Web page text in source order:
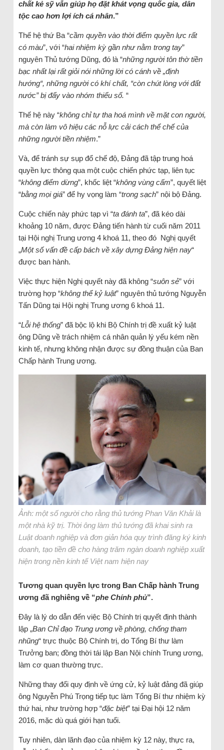
chất kẻ sỹ vẫn giúp họ đặt khát vọng quốc gia, dân
tộc cao hơn lợi ích cá nhân.”
Thế hệ thứ Ba “cầm quyền vào thời điểm quyền lực rất
có màu”, với “hai nhiệm kỳ gần như nằm trong tay”
nguyên Thủ tướng Dũng, đó là “những người tôn thờ tiền
bạc nhất lại rất giỏi nói những lời có cánh về „định
hướng“, những người có khí chất, “còn chút lòng với đất
nước” bị đẩy vào nhóm thiểu số. “
Thế hệ này “không chỉ tự tha hoá mình về mặt con người,
mà còn làm vô hiệu các nỗ lực cải cách thể chế của
những người tiền nhiệm.”
Và, để tránh sự sụp đổ chế độ, Đảng đã tập trung hoá
quyền lực thông qua một cuộc chiến phức tạp, liên tục
“không điểm dừng”, khốc liệt “không vùng cấm”, quyết liệt
“bằng mọi giá” để hy vọng làm “trong sạch” nội bộ Đảng.
Cuộc chiến này phức tạp vì “ta đánh ta”, đã kéo dài
khoảng 10 năm, được Đảng tiến hành từ cuối năm 2011
tại Hội nghị Trung ương 4 khoá 11, theo đó Nghị quyết
„Một số vấn đề cấp bách về xây dựng Đảng hiện nay“
được ban hành.
Việc thực hiện Nghị quyết này đã không “suôn sẻ” với
trường hợp “không thể kỷ luật” nguyên thủ tướng Nguyễn
Tấn Dũng tại Hội nghị Trung ương 6 khoá 11.
“Lỗi hệ thống” đã bộc lộ khi Bộ Chính trị đề xuất kỷ luật
ông Dũng về trách nhiệm cá nhân quản lý yếu kém nền
kinh tế, nhưng không nhận được sự đồng thuận của Ban
Chấp hành Trung ương.
Ảnh: một số người cho rằng thủ tướng Phan Văn Khải là
một nhà kỹ trị. Thời ông làm thủ tướng đã khai sinh ra
Luật doanh nghiệp và đơn giản hóa quy trình đăng ký kinh
doanh, tạo tiền đề cho hàng trăm ngàn doanh nghiệp xuất
hiện trong nền kinh tế Việt nam hiện nay
Tương quan quyền lực trong Ban Chấp hành Trung
ương đã nghiêng về “phe Chính phủ”.
Đây là lý do dẫn đến việc Bộ Chính trị quyết định thành
lập „Ban Chỉ đạo Trung ương về phòng, chống tham
nhũng“ trực thuộc Bộ Chính trị, do Tổng Bí thư làm
Trưởng ban; đồng thời tái lập Ban Nội chính Trung ương,
làm cơ quan thường trực.
Những thay đổi quy định về ứng cử, kỷ luật đảng đã giúp
ông Nguyễn Phú Trọng tiếp tục làm Tổng Bí thư nhiệm kỳ
thứ hai, như trường hợp “đặc biệt” tại Đại hội 12 năm
2016, mặc dù quá giới hạn tuổi.
Tuy nhiên, dàn lãnh đạo của nhiệm kỳ 12 này, thực ra,